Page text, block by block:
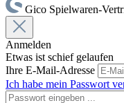
Gico Spielwaren-
Anmelden
Etwas ist schief gelaufen
Ihre E-Mail-Adresse
Ich habe mein Passwort